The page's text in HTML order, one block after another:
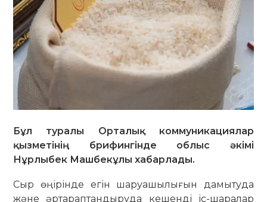
Бұл туралы Орталық коммуникациялар
қызметінің брифингінде облыс әкімі
Нұрлыбек Машбекұлы хабарлады.
Сыр өңірінде егін шаруашылығын дамытуда
және әртараптандыруда кешенді іс-шаралар